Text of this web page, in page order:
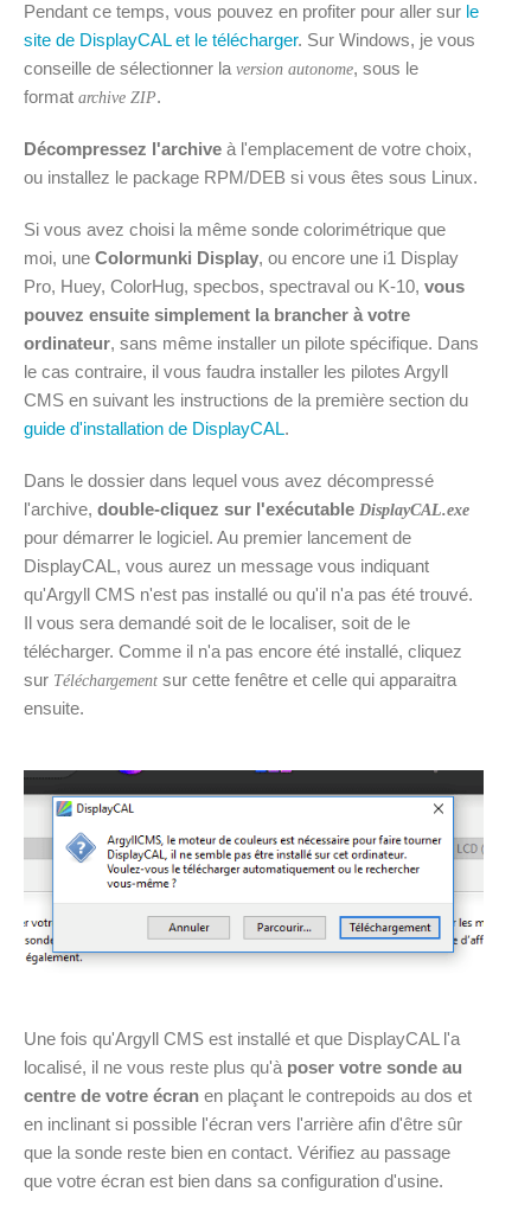
Pendant ce temps, vous pouvez en profiter pour aller sur le
site de DisplayCAL et le télécharger. Sur Windows, je vous
conseille de sélectionner la version autonome, sous le
format archive ZIP.
Décompressez l'archive à l'emplacement de votre choix,
ou installez le package RPM/DEB si vous êtes sous Linux.
Si vous avez choisi la même sonde colorimétrique que
moi, une Colormunki Display, ou encore une i1 Display
Pro, Huey, ColorHug, specbos, spectraval ou K-10, vous
pouvez ensuite simplement la brancher à votre
ordinateur, sans même installer un pilote spécifique. Dans
le cas contraire, il vous faudra installer les pilotes Argyll
CMS en suivant les instructions de la première section du
guide d'installation de DisplayCAL.
Dans le dossier dans lequel vous avez décompressé
l'archive, double-cliquez sur l'exécutable DisplayCAL.exe
pour démarrer le logiciel. Au premier lancement de
DisplayCAL, vous aurez un message vous indiquant
qu'Argyll CMS n'est pas installé ou qu'il n'a pas été trouvé.
Il vous sera demandé soit de le localiser, soit de le
télécharger. Comme il n'a pas encore été installé, cliquez
sur Téléchargement sur cette fenêtre et celle qui apparaitra
ensuite.
Une fois qu'Argyll CMS est installé et que DisplayCAL l'a
localisé, il ne vous reste plus qu'à poser votre sonde au
centre de votre écran en plaçant le contrepoids au dos et
en inclinant si possible l'écran vers l'arrière afin d'être sûr
que la sonde reste bien en contact. Vérifiez au passage
que votre écran est bien dans sa configuration d'usine.